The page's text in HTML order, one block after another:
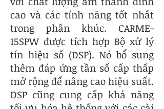
cao và các tính năng tốt nhất
trong phân khúc. CARME-
15SPW được tích hợp Bộ xử lý
tín hiệu số (DSP). Nó bổ sung
thêm đáp ứng tần số cấp thấp
mở rộng để nâng cao hiệu suất.
DSP cũng cung cấp khả năng